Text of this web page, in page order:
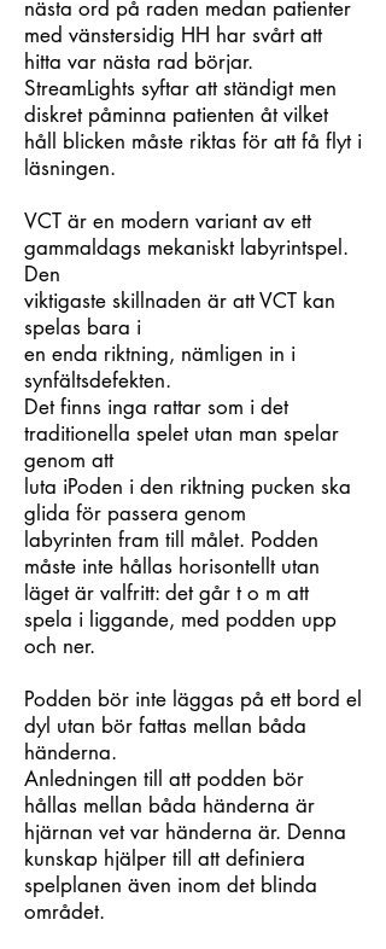
nästa ord på raden medan patienter
med vänstersidig HH har svårt att
hitta var nästa rad börjar.
StreamLights syftar att ständigt men
diskret påminna patienten åt vilket
håll blicken måste riktas för att få flyt i
läsningen.
VCT är en modern variant av ett
gammaldags mekaniskt labyrintspel.
Den
viktigaste skillnaden är att VCT kan
spelas bara i
en enda riktning, nämligen in i
synfältsdefekten.
Det finns inga rattar som i det
traditionella spelet utan man spelar
genom att
luta iPoden i den riktning pucken ska
glida för passera genom
labyrinten fram till målet. Podden
måste inte hållas horisontellt utan
läget är valfritt: det går t o m att
spela i liggande, med podden upp
och ner.
Podden bör inte läggas på ett bord el
dyl utan bör fattas mellan båda
händerna.
Anledningen till att podden bör
hållas mellan båda händerna är
hjärnan vet var händerna är. Denna
kunskap hjälper till att definiera
spelplanen även inom det blinda
området.